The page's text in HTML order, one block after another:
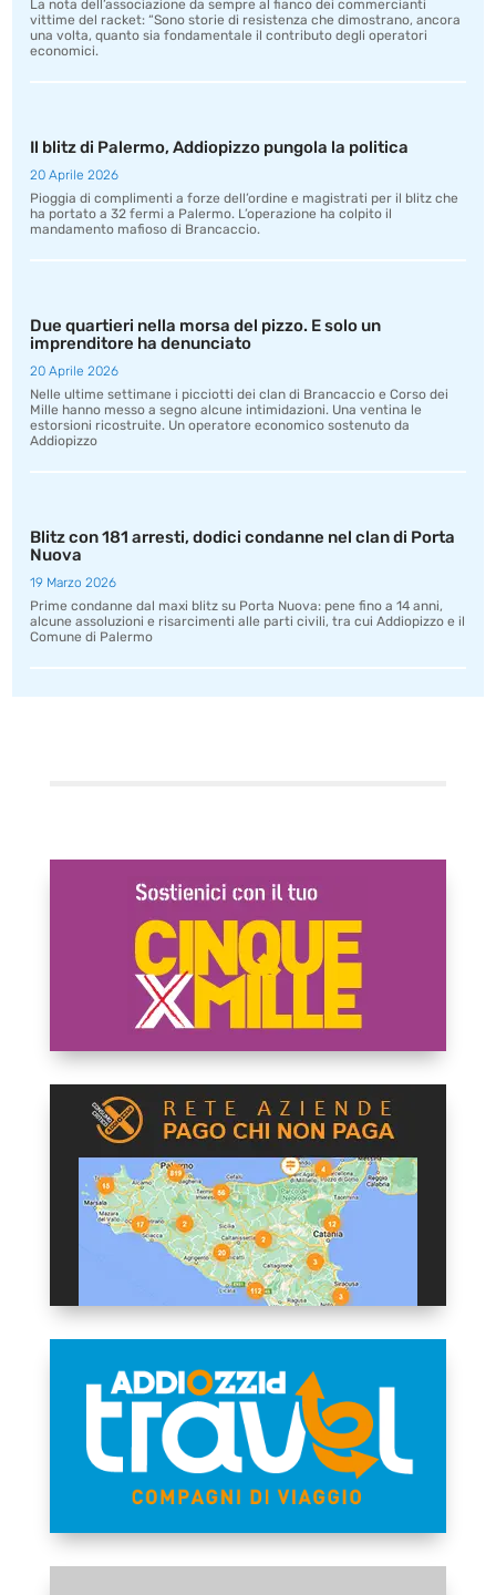
La nota dell’associazione da sempre al fianco dei commercianti
vittime del racket: “Sono storie di resistenza che dimostrano, ancora
una volta, quanto sia fondamentale il contributo degli operatori
economici.
Il blitz di Palermo, Addiopizzo pungola la politica
20 Aprile 2026
Pioggia di complimenti a forze dell’ordine e magistrati per il blitz che
ha portato a 32 fermi a Palermo. L’operazione ha colpito il
mandamento mafioso di Brancaccio.
Due quartieri nella morsa del pizzo. E solo un
imprenditore ha denunciato
20 Aprile 2026
Nelle ultime settimane i picciotti dei clan di Brancaccio e Corso dei
Mille hanno messo a segno alcune intimidazioni. Una ventina le
estorsioni ricostruite. Un operatore economico sostenuto da
Addiopizzo
Blitz con 181 arresti, dodici condanne nel clan di Porta
Nuova
19 Marzo 2026
Prime condanne dal maxi blitz su Porta Nuova: pene fino a 14 anni,
alcune assoluzioni e risarcimenti alle parti civili, tra cui Addiopizzo e il
Comune di Palermo